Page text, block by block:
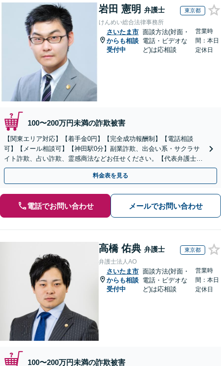
岩田 憲明 弁護士 東京都
けんめい総合法律事務所
さいたま市
からも相談
受付中
面談方法(対面・
電話・ビデオな
ど)は応相談
営業時
間：本日
定休日
100〜200万円未満の詐欺被害
【関東エリア対応】【着手金0円】【完全成功報酬制】【電話相談
可】【メール相談可】【神田駅0分】副業詐欺、出会い系・サクラサ
イト詐欺、占い詐欺、霊感商法などお任せください。【代表弁護士が
対応】
料金表を見る
電話でお問い合わせ メールでお問い合わせ
高橋 佑典 弁護士 東京都
弁護士法人AO
さいたま市
からも相談
受付中
面談方法(対面・
電話・ビデオな
ど)は応相談
営業時
間：本日
定休日
100〜200万円未満の詐欺被害